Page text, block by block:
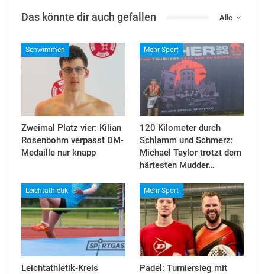
Alle
Das könnte dir auch gefallen
Schwimmen
Zweimal Platz vier: Kilian
Rosenbohm verpasst DM-
Medaille nur knapp
Mehr Sport
120 Kilometer durch
Schlamm und Schmerz:
Michael Taylor trotzt dem
härtesten Mudder…
Leichtathletik
Leichtathletik-Kreis
Mehr Sport
Padel: Turniersieg mit